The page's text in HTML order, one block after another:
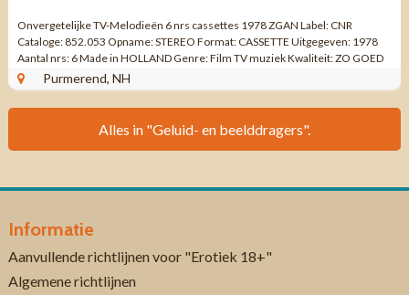
Onvergetelijke TV-Melodieën 6 nrs cassettes 1978 ZGAN Label: CNR
Cataloge: 852.053 Opname: STEREO Format: CASSETTE Uitgegeven: 1978
Aantal nrs: 6 Made in HOLLAND Genre: Film TV muziek Kwaliteit: ZO GOED
ALS NIEUW Side 1 ...
Purmerend, NH
Alles in "Geluid- en beelddragers".
Informatie
Aanvullende richtlijnen voor "Erotiek 18+"
Algemene richtlijnen